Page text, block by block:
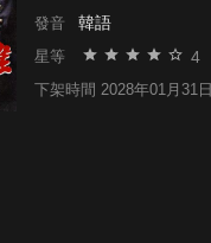
發音 韓語
星等 4
下架時間 2028年01月31日